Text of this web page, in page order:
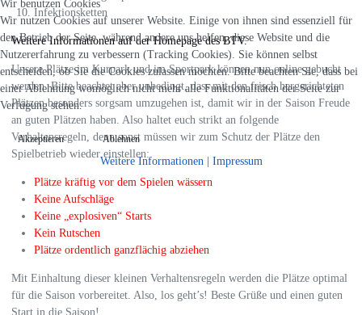
Infektionsketten
Weitere Informationen auf der Homepage des BTV.
Unsere Plätze im Kurpark und im Sportpark können nun online gebucht
werden. Bitte beachtet aber unbedingt, dass mit den frisch hergerichteten
Plätzen besonders sorgsam umzugehen ist, damit wir in der Saison Freude
an guten Plätzen haben. Also haltet euch strikt an folgende
Verhaltensregeln, denn sonst müssen wir zum Schutz der Plätze den
Spielbetrieb wieder einstellen:
Plätze kräftig vor dem Spielen wässern
Keine Aufschläge
Keine „explosiven“ Starts
Kein Rutschen
Plätze ordentlich ganzflächig abziehen
Mit Einhaltung dieser kleinen Verhaltensregeln werden die Plätze optimal
für die Saison vorbereitet. Also, los geht’s! Beste Grüße und einen guten
Start in die Saison!
Wir benutzen Cookies
Wir nutzen Cookies auf unserer Website. Einige von ihnen sind essenziell für
den Betrieb der Seite, während andere uns helfen, diese Website und die
Nutzererfahrung zu verbessern (Tracking Cookies). Sie können selbst
entscheiden, ob Sie die Cookies zulassen möchten. Bitte beachten Sie, dass bei
einer Ablehnung womöglich nicht mehr alle Funktionalitäten der Seite zur
Verfügung stehen.
Akzeptieren Ablehnen
Weitere Informationen| Impressum